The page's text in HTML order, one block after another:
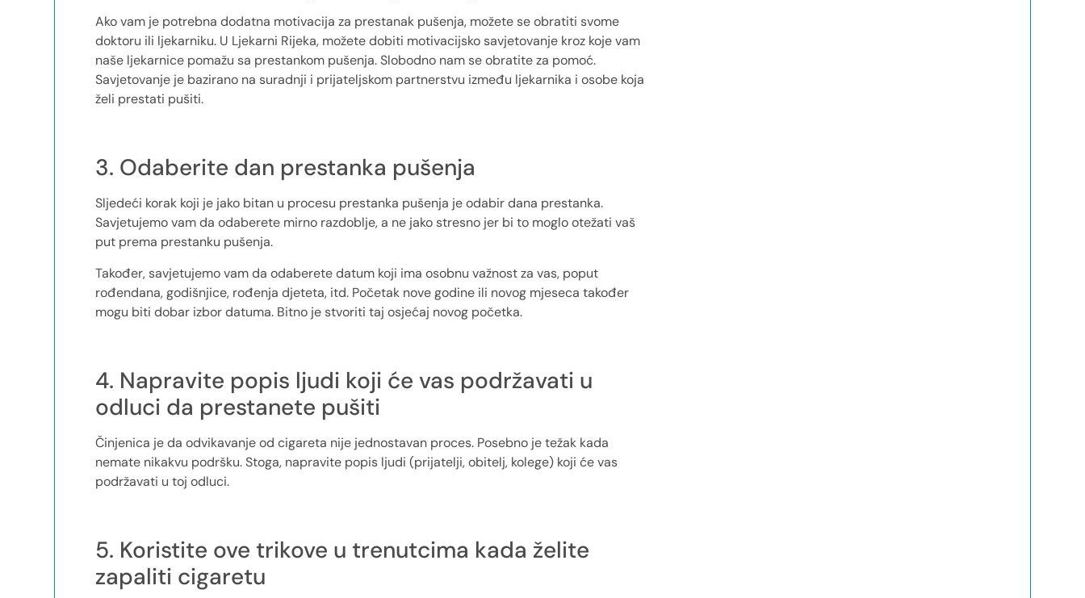
Ako vam je potrebna dodatna motivacija za prestanak pušenja, možete se obratiti svome
doktoru ili ljekarniku. U Ljekarni Rijeka, možete dobiti motivacijsko savjetovanje kroz koje vam
naše ljekarnice pomažu sa prestankom pušenja. Slobodno nam se obratite za pomoć.
Savjetovanje je bazirano na suradnji i prijateljskom partnerstvu između ljekarnika i osobe koja
želi prestati pušiti.
3. Odaberite dan prestanka pušenja
Sljedeći korak koji je jako bitan u procesu prestanka pušenja je odabir dana prestanka.
Savjetujemo vam da odaberete mirno razdoblje, a ne jako stresno jer bi to moglo otežati vaš
put prema prestanku pušenja.
Također, savjetujemo vam da odaberete datum koji ima osobnu važnost za vas, poput
rođendana, godišnjice, rođenja djeteta, itd. Početak nove godine ili novog mjeseca također
mogu biti dobar izbor datuma. Bitno je stvoriti taj osjećaj novog početka.
4. Napravite popis ljudi koji će vas podržavati u
odluci da prestanete pušiti
Činjenica je da odvikavanje od cigareta nije jednostavan proces. Posebno je težak kada
nemate nikakvu podršku. Stoga, napravite popis ljudi (prijatelji, obitelj, kolege) koji će vas
podržavati u toj odluci.
5. Koristite ove trikove u trenutcima kada želite
zapaliti cigaretu